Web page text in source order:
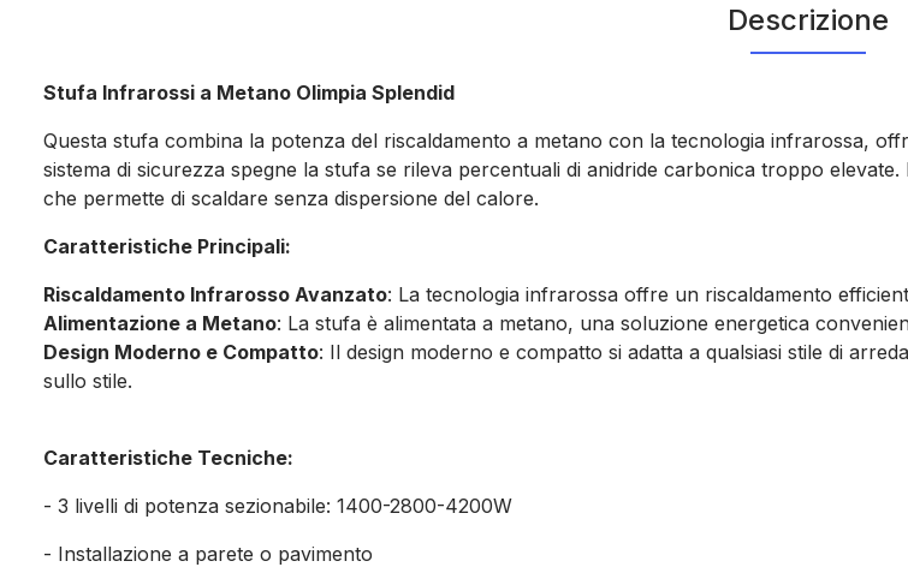
Descrizione
Stufa Infrarossi a Metano Olimpia Splendid
Questa stufa combina la potenza del riscaldamento a metano con la tecnologia infrarossa,
sistema di sicurezza spegne la stufa se rileva percentuali di anidride carbonica troppo
che permette di scaldare senza dispersione del calore.
Caratteristiche Principali:
Riscaldamento Infrarosso Avanzato: La tecnologia infrarossa offre un riscaldamento
Alimentazione a Metano: La stufa è alimentata a metano, una soluzione energetica
Design Moderno e Compatto: Il design moderno e compatto si adatta a qualsiasi stile di
sullo stile.
Caratteristiche Tecniche:
- 3 livelli di potenza sezionabile: 1400-2800-4200W
- Installazione a parete o pavimento